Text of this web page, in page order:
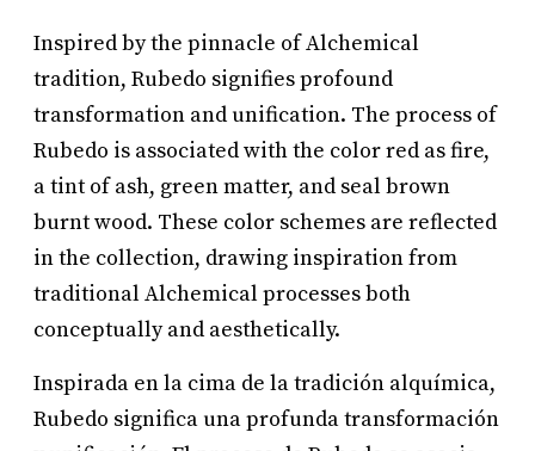
Inspired by the pinnacle of Alchemical
tradition, Rubedo signifies profound
transformation and unification. The process of
Rubedo is associated with the color red as fire,
a tint of ash, green matter, and seal brown
burnt wood. These color schemes are reflected
in the collection, drawing inspiration from
traditional Alchemical processes both
conceptually and aesthetically.
Inspirada en la cima de la tradición alquímica,
Rubedo significa una profunda transformación